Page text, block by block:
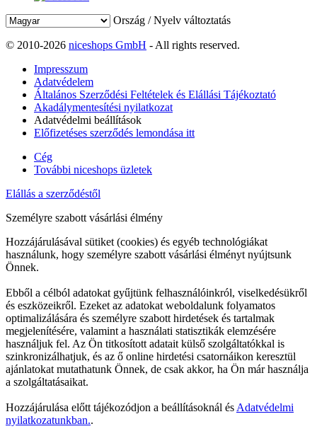
Ország / Nyelv változtatás
© 2010-2026 niceshops GmbH - All rights reserved.
Impresszum
Adatvédelem
Általános Szerződési Feltételek és Elállási Tájékoztató
Akadálymentesítési nyilatkozat
Adatvédelmi beállítások
Előfizetéses szerződés lemondása itt
Cég
További niceshops üzletek
Elállás a szerződéstől
Személyre szabott vásárlási élmény
Hozzájárulásával sütiket (cookies) és egyéb technológiákat
használunk, hogy személyre szabott vásárlási élményt nyújtsunk
Önnek.
Ebből a célból adatokat gyűjtünk felhasználóinkról, viselkedésükről
és eszközeikről. Ezeket az adatokat weboldalunk folyamatos
optimalizálására és személyre szabott hirdetések és tartalmak
megjelenítésére, valamint a használati statisztikák elemzésére
használjuk fel. Az Ön titkosított adatait külső szolgáltatókkal is
szinkronizálhatjuk, és az ő online hirdetési csatornáikon keresztül
ajánlatokat mutathatunk Önnek, de csak akkor, ha Ön már használja
a szolgáltatásaikat.
Hozzájárulása előtt tájékozódjon a beállításoknál és Adatvédelmi
nyilatkozatunkban..